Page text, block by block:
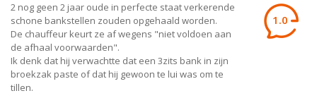
2 nog geen 2 jaar oude in perfecte staat verkerende
schone bankstellen zouden opgehaald worden.
De chauffeur keurt ze af wegens "niet voldoen aan
de afhaal voorwaarden".
Ik denk dat hij verwachtte dat een 3zits bank in zijn
broekzak paste of dat hij gewoon te lui was om te
tillen.
1.0